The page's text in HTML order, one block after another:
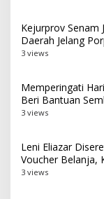
Kejurprov Senam
Daerah Jelang
3 views
Memperingati
Beri Bantuan
3 views
Leni Eliazar
Voucher Belanja,
3 views